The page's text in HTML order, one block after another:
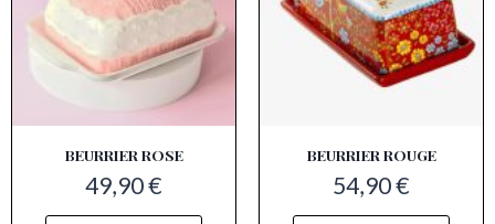
BEURRIER ROSE​
49,90€
BEURRIER ROUGE
54,90€